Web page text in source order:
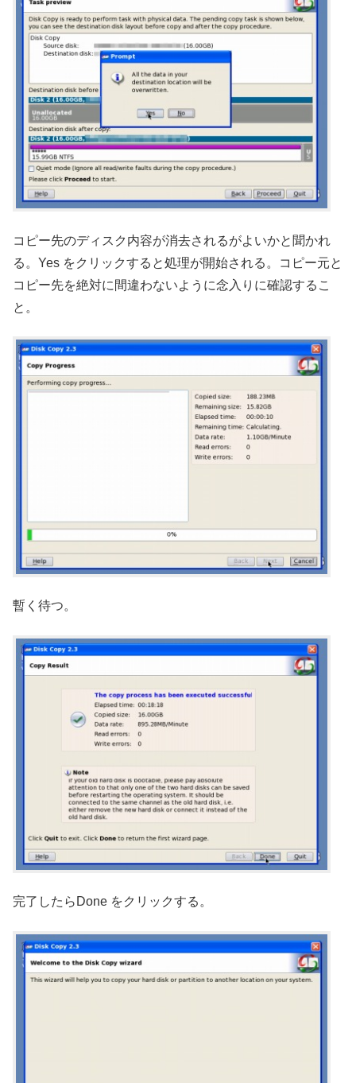
コピー先のディスク内容が消去されるがよいかと聞かれ
る。Yes をクリックすると処理が開始される。コピー元と
コピー先を絶対に間違わないように念入りに確認するこ
と。
暫く待つ。
完了したらDone をクリックする。